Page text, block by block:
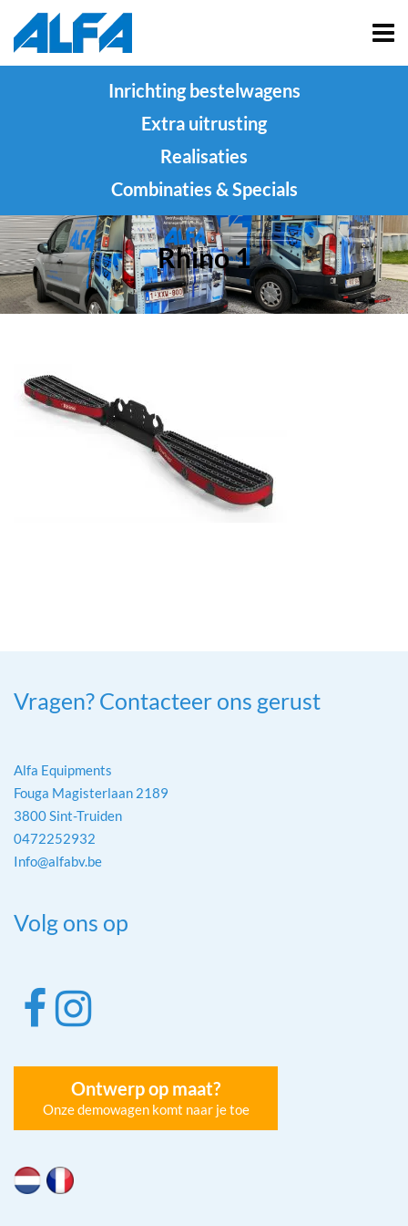
Inrichting bestelwagens
Extra uitrusting
Realisaties
Combinaties & Specials
Rhino 1
Vragen? Contacteer ons gerust
Alfa Equipments
Fouga Magisterlaan 2189
3800 Sint-Truiden
0472252932
Info@alfabv.be
Volg ons op
Ontwerp op maat?
Onze demowagen komt naar je toe